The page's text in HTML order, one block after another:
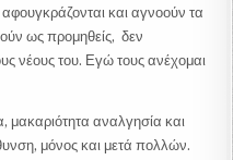
και αγνοούν τα
ως προμηθείς, δεν
νέους του. Εγώ τους ανέχομαι
μακαριότητα αναλγησία και
μόνος και μετά πολλών.